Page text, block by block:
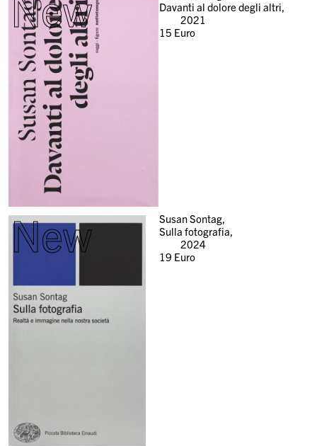
Davanti al dolore degli altri,
2021
15 Euro
New
Susan Sontag,
Sulla fotografia,
2024
19 Euro